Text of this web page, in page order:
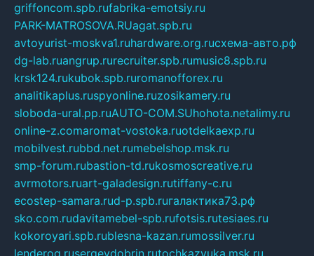
griffoncom.spb.rufabrika-emotsiy.ru
PARK-MATROSOVA.RUagat.spb.ru
avtoyurist-moskva1.ruhardware.org.ruсхема-авто.рф
dg-lab.ruangrup.rurecruiter.spb.rumusic8.spb.ru
krsk124.rukubok.spb.ruromanofforex.ru
analitikaplus.ruspyonline.ruzosikamery.ru
sloboda-ural.pp.ruAUTO-COM.SUhohota.netalimy.ru
online-z.comaromat-vostoka.ruotdelkaexp.ru
mobilvest.rubbd.net.rumebelshop.msk.ru
smp-forum.rubastion-td.rukosmoscreative.ru
avrmotors.ruart-galadesign.rutiffany-c.ru
ecostep-samara.rud-p.spb.ruгалактика73.рф
sko.com.rudavitamebel-spb.rufotsis.rutesiaes.ru
kokoroyari.spb.rublesna-kazan.rumossilver.ru